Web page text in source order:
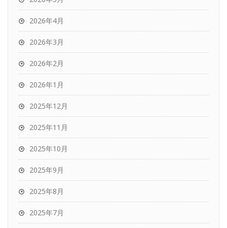
2026年4月
2026年3月
2026年2月
2026年1月
2025年12月
2025年11月
2025年10月
2025年9月
2025年8月
2025年7月